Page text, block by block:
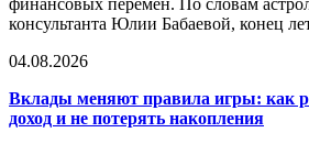
финансовых перемен. По словам
консультанта Юлии Бабаевой, конец
04.08.2026
Вклады меняют правила игры: как
доход и не потерять накопления